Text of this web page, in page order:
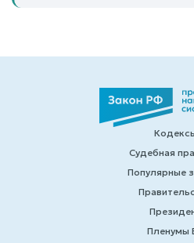
Судебная
Популярные
Пленумы